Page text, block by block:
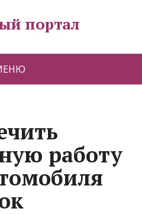
портал
работу